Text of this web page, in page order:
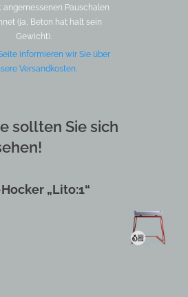
angemessenen Pauschalen
(ja, Beton hat halt sein
Gewicht).
informieren wir Sie über
Versandkosten.
sollten Sie sich
„Lito:1“